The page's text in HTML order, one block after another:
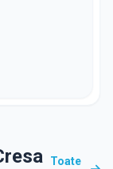
Toate